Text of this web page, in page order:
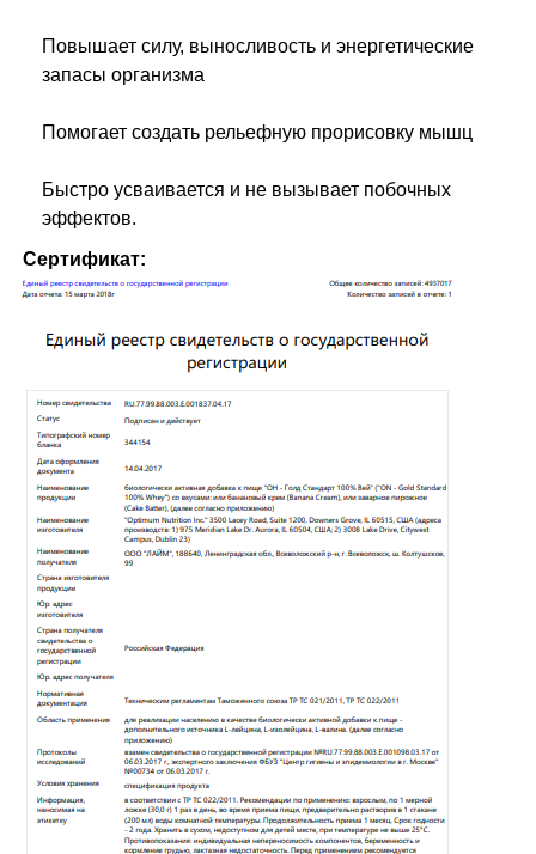
Повышает силу, выносливость и энергетические
запасы организма
Помогает создать рельефную прорисовку мышц
Быстро усваивается и не вызывает побочных
эффектов.
Сертификат: